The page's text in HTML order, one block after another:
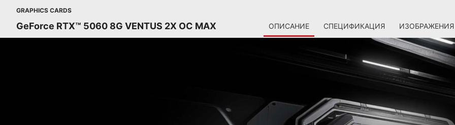
GRAPHICS CARDS
GeForce RTX™ 5060 8G VENTUS 2X OC MAX ОПИСАНИЕ СПЕЦИФИКАЦИЯ ИЗОБРАЖЕНИЯ